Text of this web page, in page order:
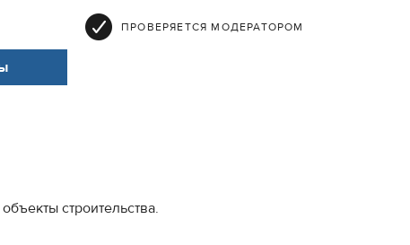
ПРОВЕРЯЕТСЯ МОДЕРАТОРОМ
строительства.